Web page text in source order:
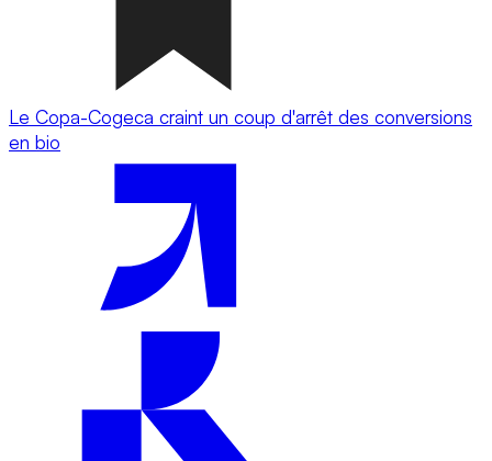
Le Copa-Cogeca craint un coup d'arrêt des conversions
en bio